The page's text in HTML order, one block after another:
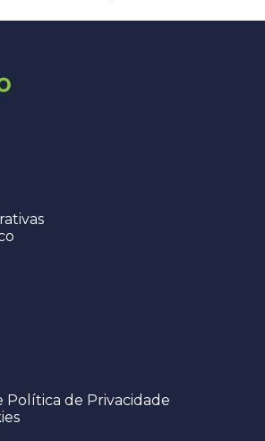
Política de Privacidade